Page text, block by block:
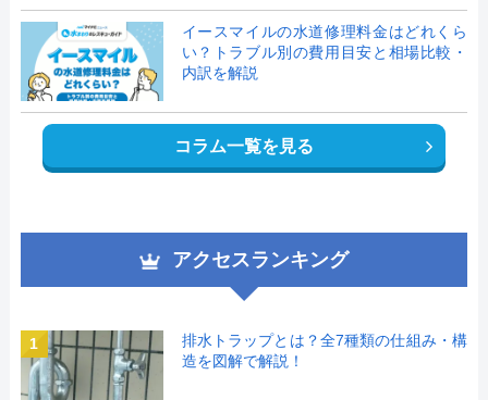
イースマイルの水道修理料金はどれくら
い？トラブル別の費用目安と相場比較・
内訳を解説
コラム一覧を見る
アクセスランキング
1
排水トラップとは？全7種類の仕組み・構
造を図解で解説！